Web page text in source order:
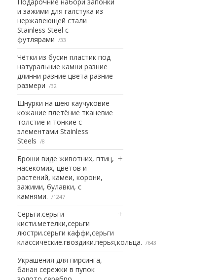
и зажими для галстука из
нержавеющей стали
Stainless Steel с
футлярами
33
Чётки из бусин пластик под
натуральние камни разние
длинни разние цвета разние
размери
32
Шнурки на шею каучуковие
кожание плетёние тканевие
толстие и тонкие с
элементами Stainless
Steels
8
Броши виде животних, птиц,
насекомих, цветов и
растений, камеи, корони,
зажими, булавки, с
камнями.
1247
Серьги.серьги
кисти.метелки,серьги
люстри.серьги каффи,серьги
классические.гвоздики.перья,кольца.
643
Украшения для пирсинга,
банан сережки в пупок